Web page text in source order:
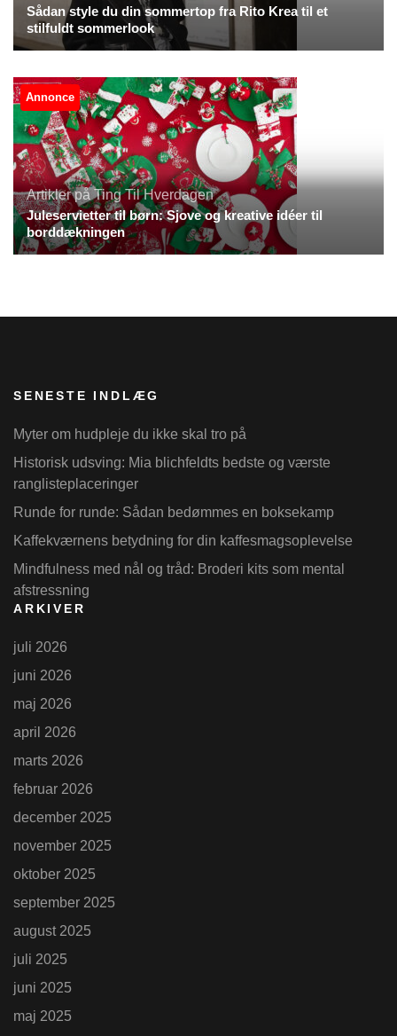
Sådan style du din sommertop fra Rito Krea til et
stilfuldt sommerlook
Annonce
Artikler på Ting Til Hverdagen
Juleservietter til børn: Sjove og kreative idéer til
borddækningen
SENESTE INDLÆG
Myter om hudpleje du ikke skal tro på
Historisk udsving: Mia blichfeldts bedste og værste
ranglisteplaceringer
Runde for runde: Sådan bedømmes en boksekamp
Kaffekværnens betydning for din kaffesmagsoplevelse
Mindfulness med nål og tråd: Broderi kits som mental
afstressning
ARKIVER
juli 2026
juni 2026
maj 2026
april 2026
marts 2026
februar 2026
december 2025
november 2025
oktober 2025
september 2025
august 2025
juli 2025
juni 2025
maj 2025